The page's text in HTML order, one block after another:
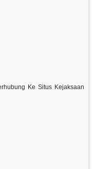
Ke Situs Kejaksaan